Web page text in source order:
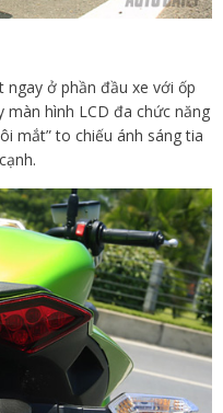
ngay ở phần đầu xe với ốp
hình LCD đa chức năng
mắt” to chiếu ánh sáng tia